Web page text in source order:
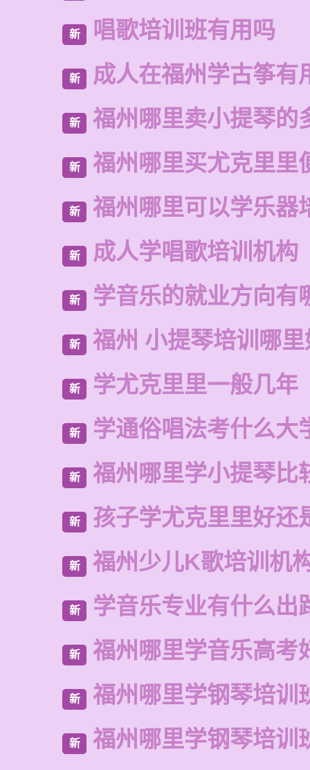
新 唱歌培训班有用吗
新 成人在福州学古筝有
新 福州哪里卖小提琴的
新 福州哪里买尤克里里
新 福州哪里可以学乐器
新 成人学唱歌培训机构
新 学音乐的就业方向有
新 福州 小提琴培训哪
新 学尤克里里一般几年
新 学通俗唱法考什么大
新 福州哪里学小提琴比
新 孩子学尤克里里好还
新 福州少儿K歌培训机
新 学音乐专业有什么出
新 福州哪里学音乐高考
新 福州哪里学钢琴培训
新 福州哪里学钢琴培训